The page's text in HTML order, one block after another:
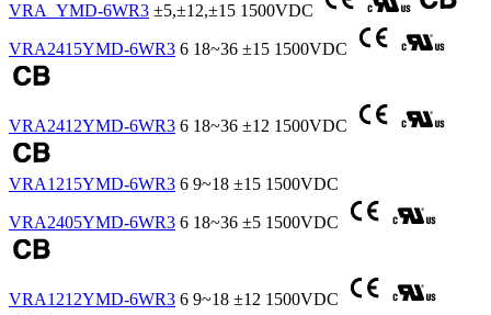
VRA_YMD-6WR3 ±5,±12,±15 1500VDC
VRA2415YMD-6WR3 6 18~36 ±15 1500VDC
VRA2412YMD-6WR3 6 18~36 ±12 1500VDC
VRA1215YMD-6WR3 6 9~18 ±15 1500VDC
VRA2405YMD-6WR3 6 18~36 ±5 1500VDC
VRA1212YMD-6WR3 6 9~18 ±12 1500VDC